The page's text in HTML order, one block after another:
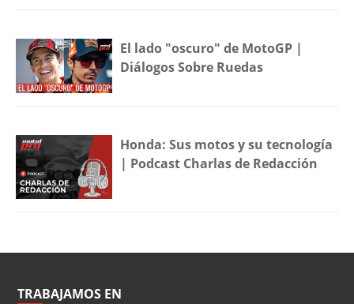
El lado "oscuro" de MotoGP |
Diálogos Sobre Ruedas
Honda: Sus motos y su tecnología
| Podcast Charlas de Redacción
TRABAJAMOS EN